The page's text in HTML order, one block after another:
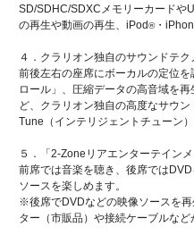
SD/SDHC/SDXCメモリーカードや
の再生や動画の再生、iPod®・
４．クラリオン独自のサウンドテク
前後左右の座席にボーカルの定位
ロール」、圧縮データの高音域を
ど、クラリオン独自の高度なサウ
Tune（インテリジェントチューン）
５．「2-Zoneリアエンターテイン
前席では音楽を聴き、後席では
ソースを楽しめます。
※後席でDVDなどの映像ソースを
ター（市販品）や接続ケーブルなど